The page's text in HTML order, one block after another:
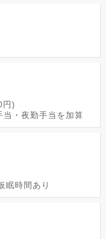
円)
・夜勤手当を加算
眠時間あり